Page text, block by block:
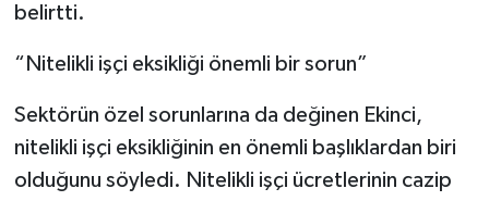
belirtti.
“Nitelikli işçi eksikliği önemli bir sorun”
Sektörün özel sorunlarına da değinen Ekinci,
nitelikli işçi eksikliğinin en önemli başlıklardan biri
olduğunu söyledi. Nitelikli işçi ücretlerinin cazip